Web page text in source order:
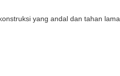
yang andal dan tahan lama.